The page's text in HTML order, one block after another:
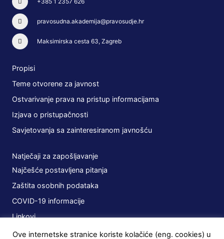
pravosudna.akademija@pravosudje.hr
Maksimirska cesta 63, Zagreb
Propisi
Teme otvorene za javnost
Ostvarivanje prava na pristup informacijama
Izjava o pristupačnosti
Savjetovanja sa zainteresiranom javnošću
Natječaji za zapošljavanje
Najčešće postavljena pitanja
Zaštita osobnih podataka
COVID-19 informacije
Linkovi
Ove internetske stranice koriste kolačiće (eng. cookies) u